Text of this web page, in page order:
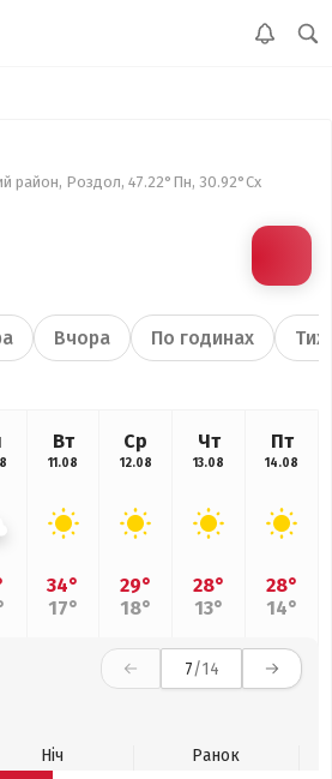
район, Роздол, 47.22°Пн, 30.92°Сх
Вчора По годинах
Вт
11.08
34°
17°
Ср
12.08
29°
18°
Чт
13.08
28°
13°
Пт
14.08
28°
14°
7/14
Ніч
Ранок